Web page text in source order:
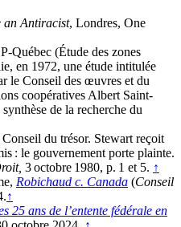
an Antiracist, Londres, One
Québec (Étude des zones
en 1972, une étude intitulée
le Conseil des œuvres et du
coopératives Albert Saint-
de la recherche du
du trésor. Stewart reçoit
: le gouvernement porte plainte.
3 octobre 1980, p. 1 et 5. ↑
Robichaud c. Canada (Conseil
↑
25 ans de l’entente fédérale en